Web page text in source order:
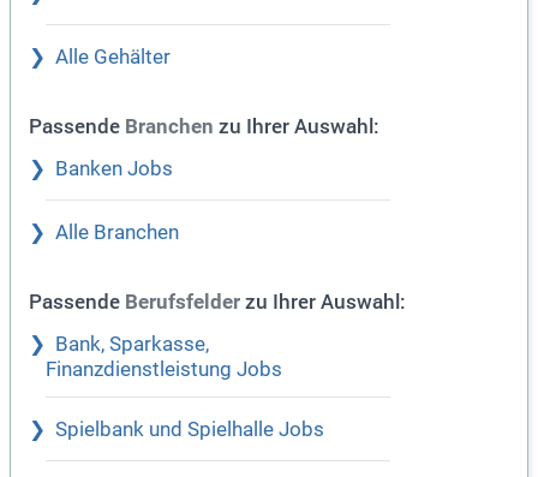
Alle Gehälter
Passende Branchen zu Ihrer Auswahl:
Banken Jobs
Alle Branchen
Passende Berufsfelder zu Ihrer Auswahl:
Bank, Sparkasse,
Finanzdienstleistung Jobs
Spielbank und Spielhalle Jobs